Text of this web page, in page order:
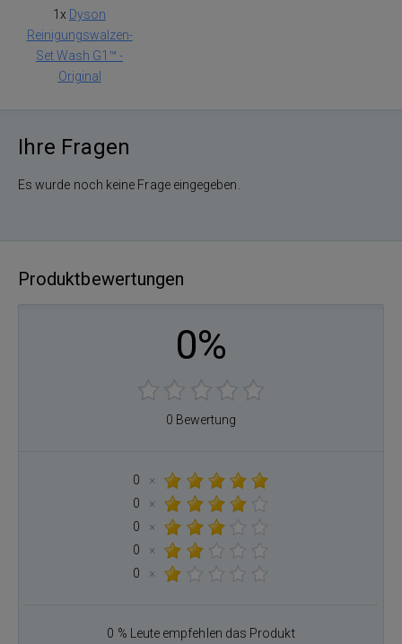
1x Dyson
Reinigungswalzen-
Set Wash G1™ -
Original
Ihre Fragen
Es wurde noch keine Frage eingegeben.
Produktbewertungen
0%
0 Bewertung
0
×
0
×
0
×
0
×
0
×
0 % Leute empfehlen das Produkt